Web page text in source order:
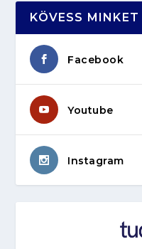
KÖVESS MINKET
Facebook
Youtube
Instagram